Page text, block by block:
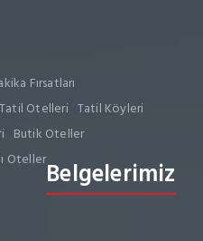
Fırsatları
Otelleri Tatil Köyleri
Butik Oteller
OtellerBelgelerimiz